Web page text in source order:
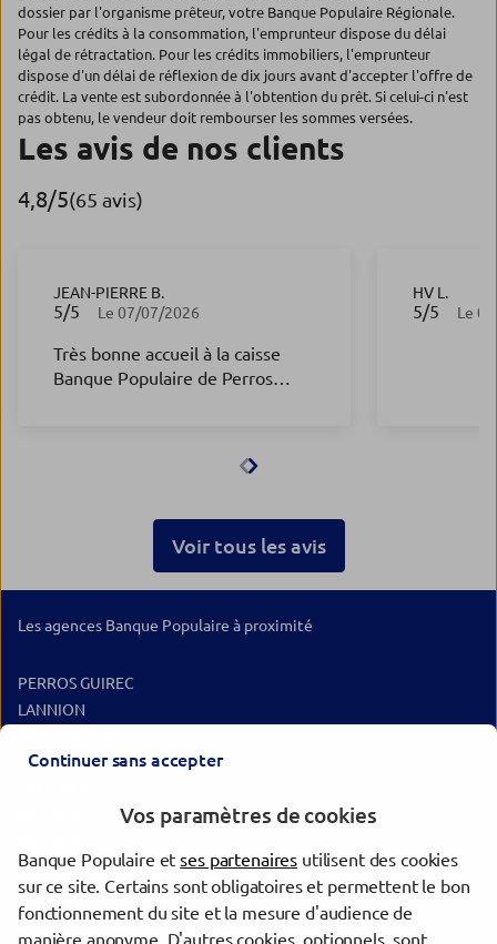
dossier par l'organisme prêteur, votre Banque Populaire Régionale.
Pour les crédits à la consommation, l'emprunteur dispose du délai
légal de rétractation. Pour les crédits immobiliers, l'emprunteur
dispose d'un délai de réflexion de dix jours avant d'accepter l'offre de
crédit. La vente est subordonnée à l'obtention du prêt. Si celui-ci n'est
pas obtenu, le vendeur doit rembourser les sommes versées.
Les avis de nos clients
4,8/5 Note de 4.8 sur 5
(65 avis)
5/5 Note de 5 sur 5
Le 07/07/2026
Très bonne accueil à la caisse
Banque Populaire de Perros
pour faire retrait espèces pour
merci à la Banque Populaire
JEAN-PIERRE B.
5/5 Note de 5
Le
HV L.
Voir tous les avis
Les agences Banque Populaire à proximité
PERROS GUIREC
LANNION
TREGUIER
Les agences Banque Populaire dans les villes à proximité
Continuer sans accepter
Vos paramètres de cookies
Banque Populaire etses partenaires utilisent des cookies
sur ce site. Certains sont obligatoires et permettent le bon
fonctionnement du site et la mesure d'audience de
manière anonyme. D'autres cookies, optionnels, sont